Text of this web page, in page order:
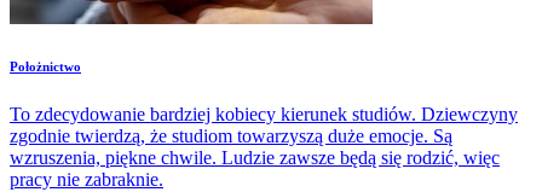
Położnictwo
To zdecydowanie bardziej kobiecy kierunek studiów. Dziewczyny
zgodnie twierdzą, że studiom towarzyszą duże emocje. Są
wzruszenia, piękne chwile. Ludzie zawsze będą się rodzić, więc
pracy nie zabraknie.